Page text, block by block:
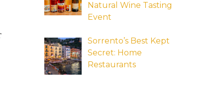
Natural Wine Tasting
Event
Sorrento’s Best Kept
Secret: Home
Restaurants